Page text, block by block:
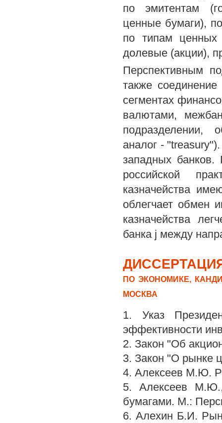
по эмитентам
ценные бумаги),
по типам ценных
долевые (акции),
Перспективным
также
сегментах
валютами,
подразделении,
аналог -
западных банков.
российской
казначейства
облегчает обмен
казначейства
банка j между
ПО ЭКОНОМИКЕ,
МОСКВА
1. Указ
эффективности
2. Закон "Об
3. Закон "О рынке
4. Алексеев М.Ю.
5. Алексеев
бумагами. М.:
6. Алехин Б.И.